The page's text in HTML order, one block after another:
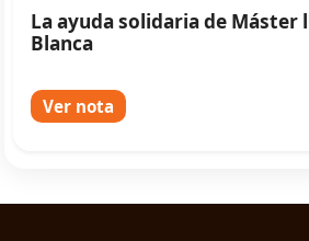
La ayuda solidaria de Máster
Blanca
Ver nota